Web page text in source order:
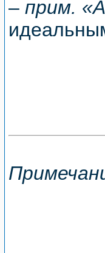
– прим.